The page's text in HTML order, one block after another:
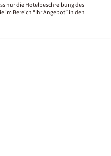
nur die Hotelbeschreibung des
im Bereich “Ihr Angebot” in den